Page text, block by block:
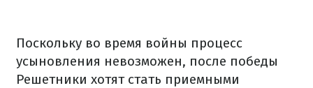
Поскольку во время войны процесс
усыновления невозможен, после победы
Решетники хотят стать приемными